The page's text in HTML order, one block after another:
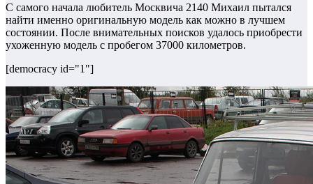
С самого начала любитель Москвича 2140 Михаил пытался
найти именно оригинальную модель как можно в лучшем
состоянии. После внимательных поисков удалось приобрести
ухоженную модель с пробегом 37000 километров.
[democracy id="1"]